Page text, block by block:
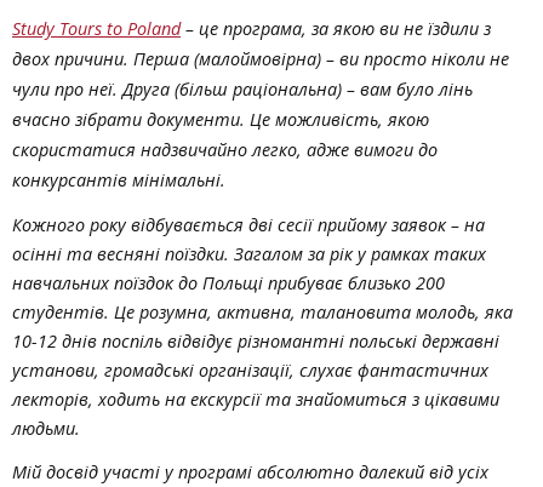
Study Tours to Poland– це програма, за якою ви не їздили з
двох причини. Перша (малоймовірна) – ви просто ніколи не
чули про неї. Друга (більш раціональна) – вам було лінь
вчасно зібрати документи. Це можливість, якою
скористатися надзвичайно легко, адже вимоги до
конкурсантів мінімальні.
Кожного року відбувається дві сесії прийому заявок – на
осінні та весняні поїздки. Загалом за рік у рамках таких
навчальних поїздок до Польщі прибуває близько 200
студентів. Це розумна, активна, талановита молодь, яка
10-12 днів поспіль відвідує різномантні польські державні
установи, громадські організації, слухає фантастичних
лекторів, ходить на екскурсії та знайомиться з цікавими
людьми.
Мій досвід участі у програмі абсолютно далекий від усіх